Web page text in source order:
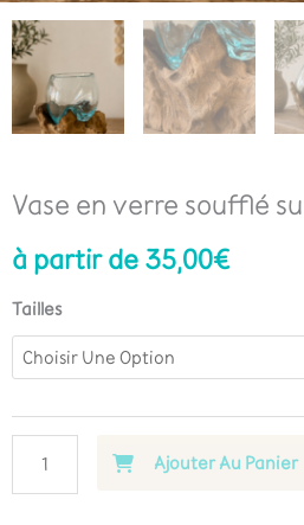
Vase en verre soufflé
à partir de 35,00€
Tailles
Ajouter Au Panier